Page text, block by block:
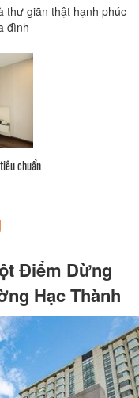
thư giãn thật hạnh phúc
đình
Điểm Dừng
Hạc Thành